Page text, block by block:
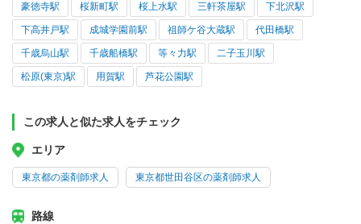
豪徳寺駅 桜新町駅 桜上水駅 三軒茶屋駅 下北沢駅
下高井戸駅 成城学園前駅 祖師ケ谷大蔵駅 代田橋駅
千歳烏山駅 千歳船橋駅 等々力駅 二子玉川駅
松原(東京)駅 用賀駅 芦花公園駅
この求人と似た求人をチェック
エリア
東京都の薬剤師求人 東京都世田谷区の薬剤師求人
路線